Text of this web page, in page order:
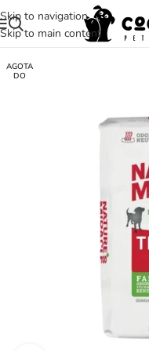
Skip to navigation
Skip to main content
AGOTA
DO